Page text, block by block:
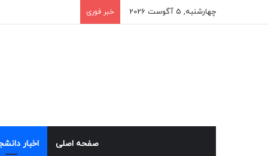
چهارشنبه, 5 آگوست 2026 خبر فوری
صفحه اصلی اخبار